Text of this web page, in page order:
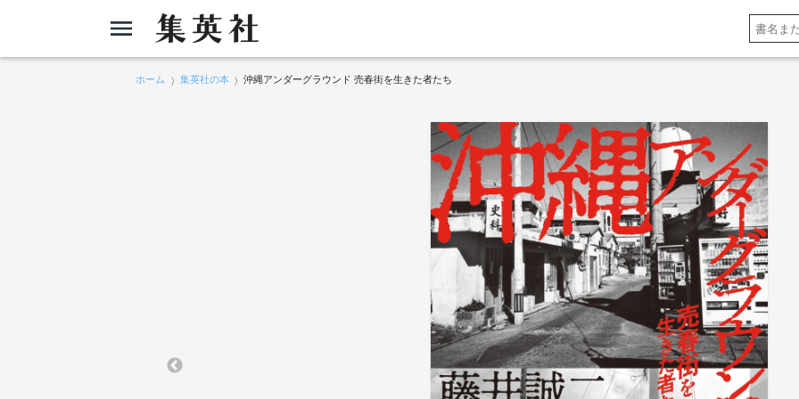
ホーム 集英社の本 沖縄アンダーグラウンド 売春街を生きた者たち